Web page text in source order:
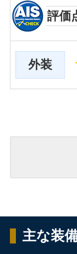
評価
外装
主な装